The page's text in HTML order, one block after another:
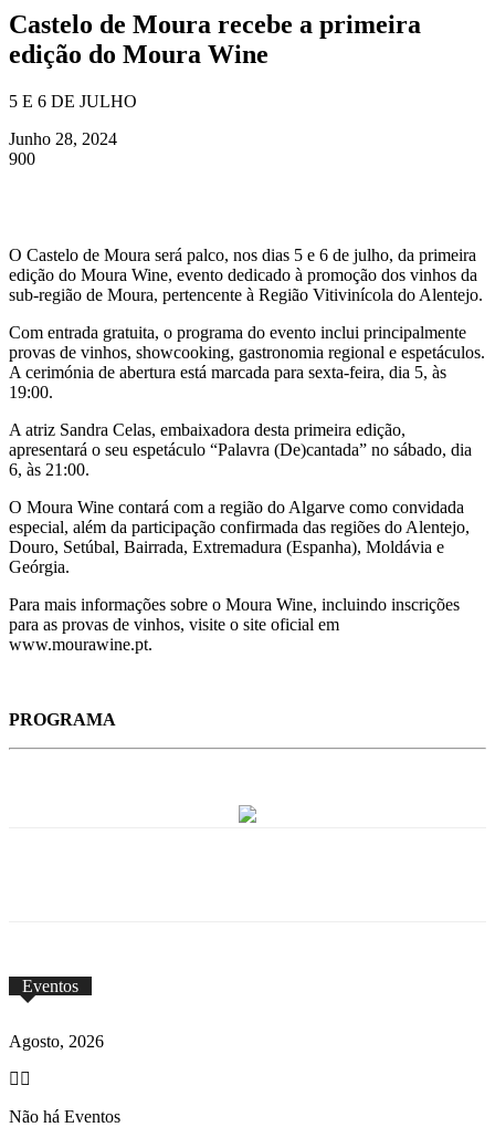
Castelo de Moura recebe a primeira
edição do Moura Wine
5 E 6 DE JULHO
Junho 28, 2024
900
O Castelo de Moura será palco, nos dias 5 e 6 de julho, da primeira
edição do Moura Wine, evento dedicado à promoção dos vinhos da
sub-região de Moura, pertencente à Região Vitivinícola do Alentejo.
Com entrada gratuita, o programa do evento inclui principalmente
provas de vinhos, showcooking, gastronomia regional e espetáculos.
A cerimónia de abertura está marcada para sexta-feira, dia 5, às
19:00.
A atriz Sandra Celas, embaixadora desta primeira edição,
apresentará o seu espetáculo “Palavra (De)cantada” no sábado, dia
6, às 21:00.
O Moura Wine contará com a região do Algarve como convidada
especial, além da participação confirmada das regiões do Alentejo,
Douro, Setúbal, Bairrada, Extremadura (Espanha), Moldávia e
Geórgia.
Para mais informações sobre o Moura Wine, incluindo inscrições
para as provas de vinhos, visite o site oficial em
www.mourawine.pt.
PROGRAMA
Eventos
Agosto, 2026
Não há Eventos